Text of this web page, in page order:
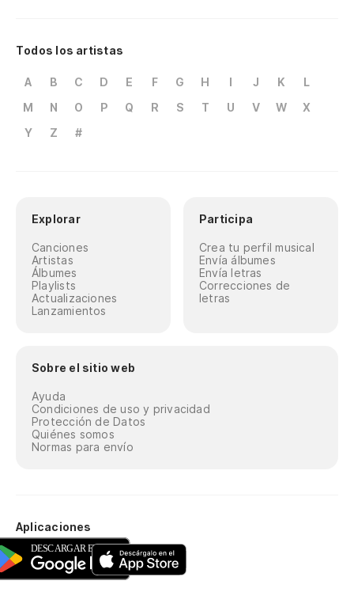
Todos los artistas
A B C D E F G H I J K
L
M
N O P Q R S T U V W
X
Y
Z #
Explorar
Canciones
Artistas
Álbumes
Playlists
Actualizaciones
Lanzamientos
Participa
Crea tu perfil musical
Envía álbumes
Envía letras
Correcciones de
letras
Sobre el sitio web
Ayuda
Condiciones de uso y privacidad
Protección de Datos
Quiénes somos
Normas para envío
Aplicaciones